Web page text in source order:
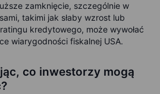
zamknięcie, szczególnie w
takimi jak słaby wzrost lub
kredytowego, może wywołać
wiarygodności fiskalnej USA.
co inwestorzy mogą